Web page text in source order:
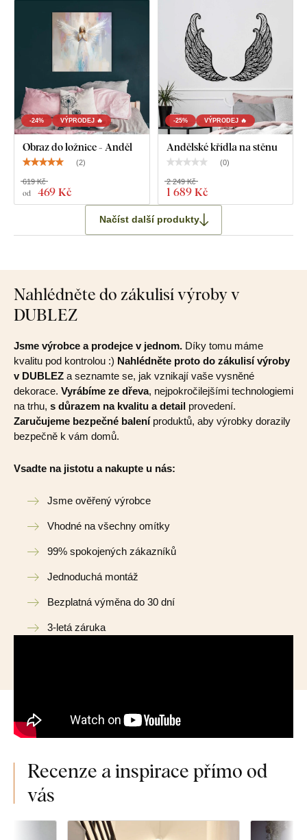
-24% VÝPRODEJ 🔥
Obraz do ložnice - Anděl
(2)
od 469 Kč
619 Kč
-25% VÝPRODEJ 🔥
Andělské křídla na stěnu
(0)
1 689 Kč
2 249 Kč
Načíst další produkty
Nahlédněte do zákulisí výroby v
DUBLEZ
Jsme výrobce a prodejce v jednom. Díky tomu máme
kvalitu pod kontrolou :) Nahlédněte proto do zákulisí výroby
v DUBLEZ a seznamte se, jak vznikají vaše vysněné
dekorace. Vyrábíme ze dřeva, nejpokročilejšími technologiemi
na trhu, s důrazem na kvalitu a detail provedení.
Zaručujeme bezpečné baleníproduktů, aby výrobky dorazily
bezpečně k vám domů.
Vsadte na jistotu a nakupte u nás:
Jsme ověřený výrobce
Vhodné na všechny omítky
99% spokojených zákazníků
Jednoduchá montáž
Bezplatná výměna do 30 dní
3-letá záruka
Recenze a inspirace přímo od
vás